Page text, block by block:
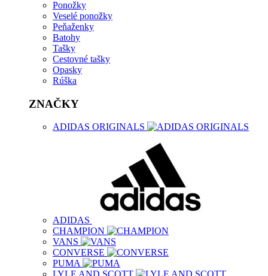
Ponožky
Veselé ponožky
Peňaženky
Batohy
Tašky
Cestovné tašky
Opasky
Rúška
ZNAČKY
ADIDAS ORIGINALS
ADIDAS
CHAMPION
VANS
CONVERSE
PUMA